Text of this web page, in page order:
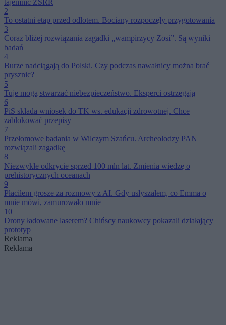
tajemnic ZSRR
2
To ostatni etap przed odlotem. Bociany rozpoczęły przygotowania
3
Coraz bliżej rozwiązania zagadki „wampirzycy Zosi”. Są wyniki
badań
4
Burze nadciągają do Polski. Czy podczas nawałnicy można brać
prysznic?
5
Tuje mogą stwarzać niebezpieczeństwo. Eksperci ostrzegają
6
PiS składa wniosek do TK ws. edukacji zdrowotnej. Chce
zablokować przepisy
7
Przełomowe badania w Wilczym Szańcu. Archeolodzy PAN
rozwiązali zagadkę
8
Niezwykłe odkrycie sprzed 100 mln lat. Zmienia wiedzę o
prehistorycznych oceanach
9
Płaciłem grosze za rozmowy z AI. Gdy usłyszałem, co Emma o
mnie mówi, zamurowało mnie
10
Drony ładowane laserem? Chińscy naukowcy pokazali działający
prototyp
Reklama
Reklama